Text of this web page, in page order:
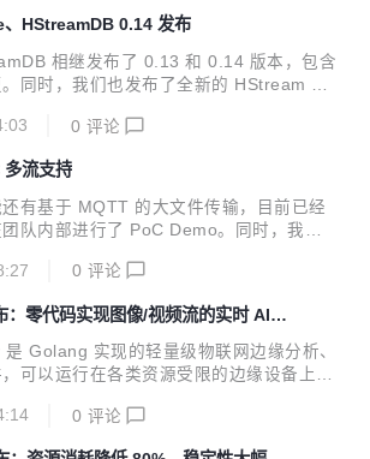
积极快速响应社区提出的 Issue 和使用问
用例和自动化的代码覆盖测试脚本。另外
的 Windows 平台安装包。 *关于 MQTT
能 ...
HStreamDB 0.14 发布
相继发布了 0.13 和 0.14 版本，包含
同时，我们也发布了全新的 HStream Co
松地使用和管理 HStreamDB. HStream
HStreamDB 集群内的各项资源和工作负
功能如下： stream 管理：包括查看、新
以及管理 stream 包含的 shard subscripti
0 评论
流支持
有基于 MQTT 的大文件传输，目前已经
队内部进行了 PoC Demo。同时，我们
。 *关于 MQTT over QUIC 的技术解析可
支持 在 5.0.18 版本中，EMQX 利用 QUI
扩展 MQTT over QUIC 实现了多流支
息通信带来以下改善： 解耦连接控制和
0 评论
零代码实现图像/视频流的实时 AI 推
Golang 实现的轻量级物联网边缘分析、
可以运行在各类资源受限的边缘设备上。
）。eKuiper 的规则引擎允许用户提供基
0 评论